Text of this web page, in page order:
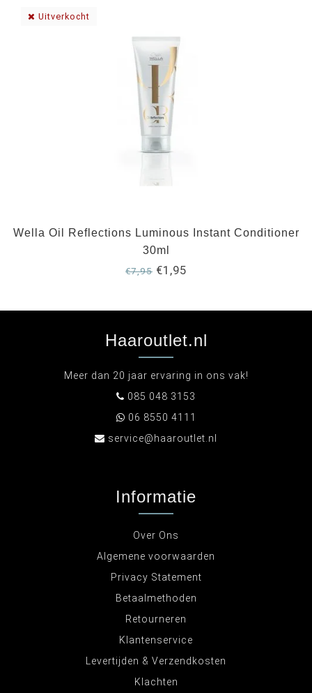
Uitverkocht
Wella Oil Reflections Luminous Instant Conditioner
30ml
€7,95 €1,95
Haaroutlet.nl
Meer dan 20 jaar ervaring in ons vak!
085 048 3153
06 8550 4111
service@haaroutlet.nl
Informatie
Over Ons
Algemene voorwaarden
Privacy Statement
Betaalmethoden
Retourneren
Klantenservice
Levertijden & Verzendkosten
Klachten